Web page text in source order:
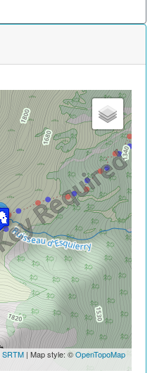
SRTM | Map style: ©OpenTopoMap